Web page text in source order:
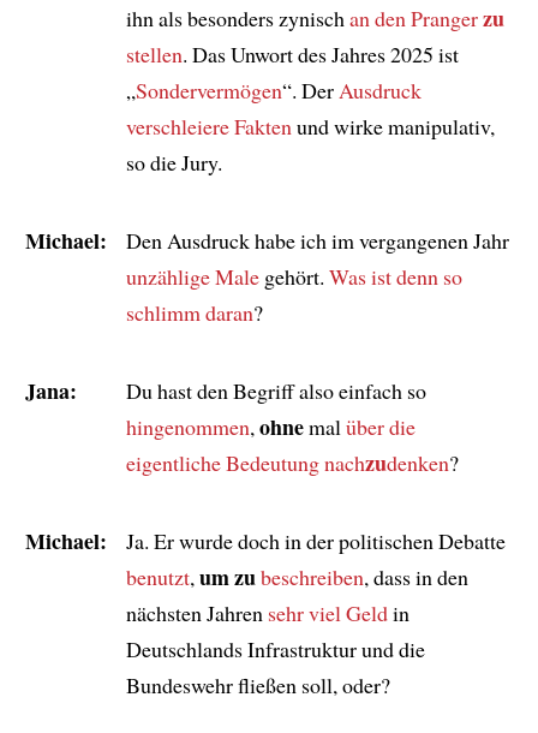
ihn als besonders zynisch an den Prangerzu
stellen. Das Unwort des Jahres 2025 ist
„Sondervermögen“. Der Ausdruck
verschleiere Fakten und wirke manipulativ,
so die Jury.
Michael:
Den Ausdruck habe ich im vergangenen Jahr
unzählige Malegehört. Was ist denn so
schlimm daran?
Jana:
Du hast den Begriff also einfach so
hingenommen, ohnemal über die
eigentliche Bedeutung nachzudenken?
Michael:
Ja. Er wurde doch in der politischen Debatte
benutzt, um zubeschreiben, dass in den
nächsten Jahren sehr viel Geldin
Deutschlands Infrastruktur und die
Bundeswehr fließen soll, oder?